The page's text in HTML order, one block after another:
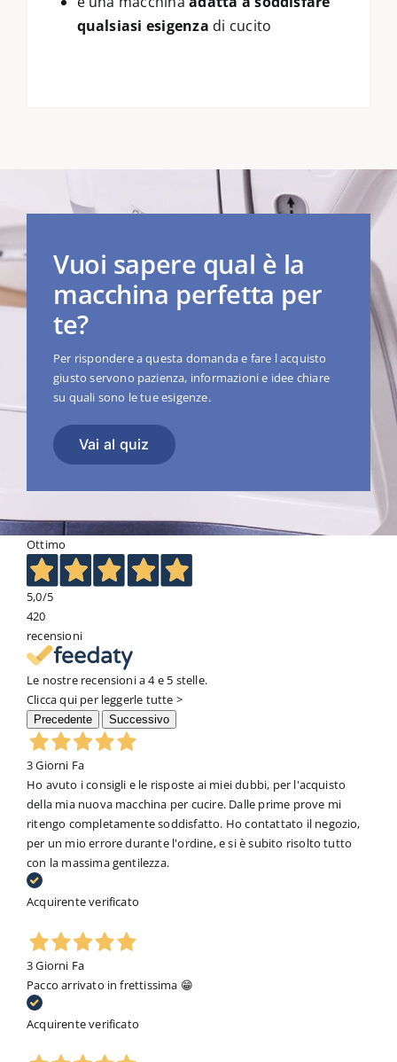
qualsiasi esigenza di cucito
Vuoi sapere qual è la
macchina perfetta per
te?
Per rispondere a questa domanda e fare l acquisto
giusto servono pazienza, informazioni e idee chiare
su quali sono le tue esigenze.
Vai al quiz
Ottimo
5,0/5
420
recensioni
Le nostre recensioni a 4 e 5 stelle.
Clicca qui per leggerle tutte >
Precedente Successivo
3 Giorni Fa
Ho avuto i consigli e le risposte ai miei dubbi, per l'acquisto
della mia nuova macchina per cucire. Dalle prime prove mi
ritengo completamente soddisfatto. Ho contattato il negozio,
per un mio errore durante l'ordine, e si è subito risolto tutto
con la massima gentilezza.
Acquirente verificato
3 Giorni Fa
Pacco arrivato in frettissima 😁
Acquirente verificato